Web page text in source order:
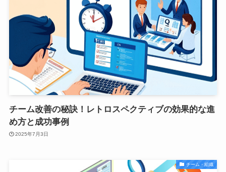
チーム改善の秘訣！レトロスペクティブの効果的な進
め方と成功事例
2025年7月3日
チーム・組織